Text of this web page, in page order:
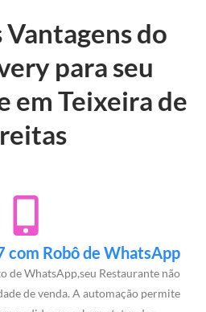
do
para seu
em Teixeira de
Robô de WhatsApp
de WhatsApp,seu Restaurante não
de venda. A automação permite